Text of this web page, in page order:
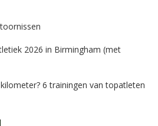
2026 in Birmingham (met
6 trainingen van topatleten